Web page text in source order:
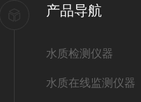
产品导航
水质检测仪器
水质在线监测仪器